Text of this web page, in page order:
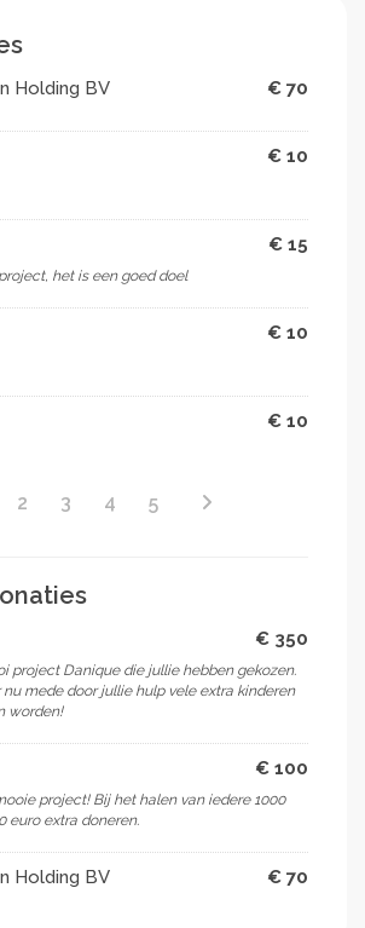
Holding BV € 70
€ 10
€ 15
het is een goed doel
€ 10
€ 10
2 3 4 5
€ 350
project Danique die jullie hebben gekozen.
mede door jullie hulp vele extra kinderen
worden!
€ 100
project! Bij het halen van iedere 1000
euro extra doneren.
Holding BV € 70